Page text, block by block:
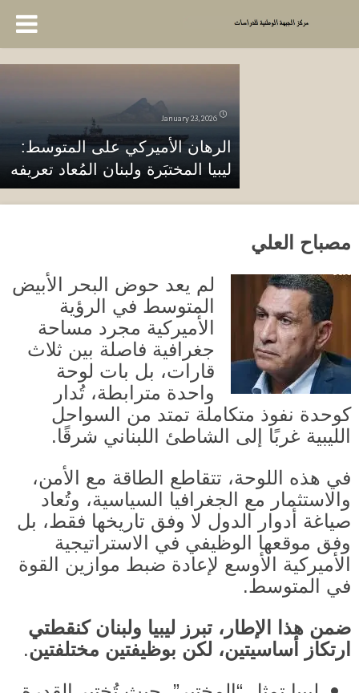
January 23, 2026
الرهان الأميركي على المتوسط:
ليبيا المختبَرة ولبنان المُعاد تعريفه
مصباح العلي
لم يعد حوض البحر الأبيض
المتوسط في الرؤية
الأميركية مجرد مساحة
جغرافية فاصلة بين ثلاث
قارات، بل بات لوحة
واحدة مترابطة، تُدار
كوحدة نفوذ متكاملة تمتد من السواحل
الليبية غربًا إلى الشاطئ اللبناني شرقًا.
في هذه اللوحة، تتقاطع الطاقة مع الأمن،
والاستثمار مع الجغرافيا السياسية، وتُعاد
صياغة أدوار الدول لا وفق تاريخها فقط، بل
وفق موقعها الوظيفي في الاستراتيجية
الأميركية الأوسع لإعادة ضبط موازين القوة
في المتوسط.
ضمن هذا الإطار، تبرز ليبيا ولبنان كنقطتي
ارتكاز أساسيتين، لكن بوظيفتين مختلفتين.